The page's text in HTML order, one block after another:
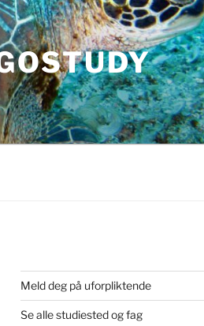
Meld deg på uforpliktende
Se alle studiested og fag